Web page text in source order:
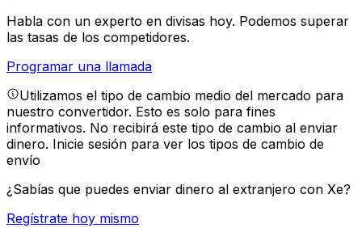
Habla con un experto en divisas hoy. Podemos superar
las tasas de los competidores.
Programar una llamada
Utilizamos el tipo de cambio medio del mercado para
nuestro convertidor. Esto es solo para fines
informativos. No recibirá este tipo de cambio al enviar
dinero. Inicie sesión para ver los tipos de cambio de
envío
¿Sabías que puedes enviar dinero al extranjero con Xe?
Regístrate hoy mismo